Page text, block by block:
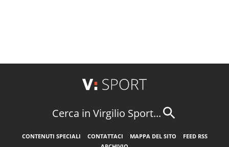
Cerca in Virgilio Sport...
CONTENUTI SPECIALI CONTATTACI MAPPA DEL SITO
FEED RSS